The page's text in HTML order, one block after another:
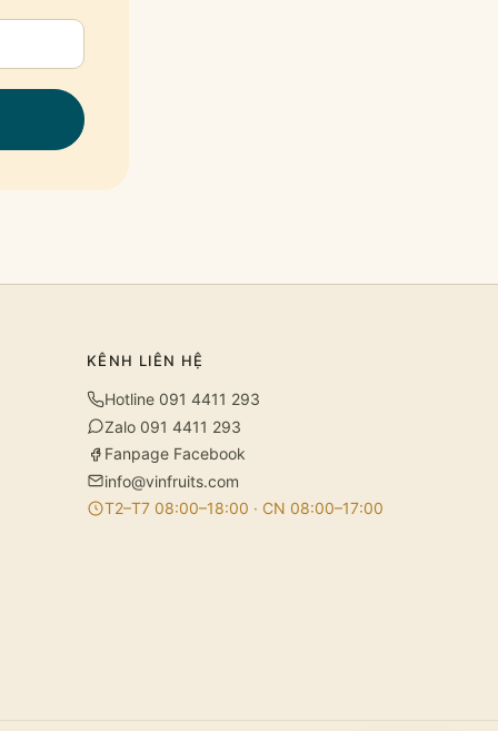
KÊNH LIÊN HỆ
Hotline 091 4411 293
Zalo 091 4411 293
Fanpage Facebook
info@vinfruits.com
T2–T7 08:00–18:00 · CN 08:00–17:00